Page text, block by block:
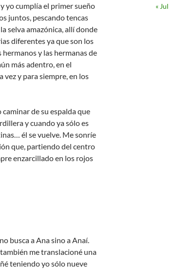
yo cumplía el primer sueño
juntos, pescando tencas
selva amazónica, allí donde
diferentes ya que son los
y las hermanas de
más adentro, en el
y para siempre, en los
de su espalda que
y cuando ya sólo es
él se vuelve. Me sonríe
que, partiendo del centro
enzarcillado en los rojos
busca a Ana sino a Anaí.
me translacioné una
teniendo yo sólo nueve
« Jul